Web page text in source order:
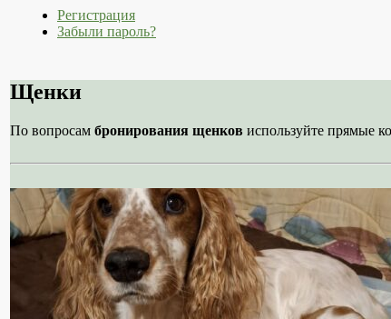
Регистрация
Забыли пароль?
Щенки
По вопросам бронирования щенков используйте прямые